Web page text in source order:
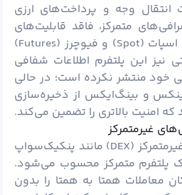
انتقال وجه و پرداخت‌های ارزی
متمرکز، فاقد قابلیت‌های
پیشرفته‌ای مانند معاملات اسپات (Spot) و فیوچرز (Futures)
نیز این پلتفرم اطلاعات شفافی
خود منتشر نکرده است؛ در حالی
و بینگ‌ایکس از ذخیره‌سازی
که امنیت بالاتری را تضمین می‌کند.
غیرمتمرکز
در مقایسه با صرافی‌های غیرمتمرکز (DEX) مانند پنکیک‌سواپ
پلتفرم متمرکز محسوب می‌شود.
معاملات همتا به همتا را بدون